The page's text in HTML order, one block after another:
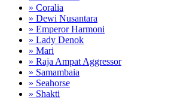
» Coralia
» Dewi Nusantara
» Emperor Harmoni
» Lady Denok
» Mari
» Raja Ampat Aggressor
» Samambaia
» Seahorse
» Shakti